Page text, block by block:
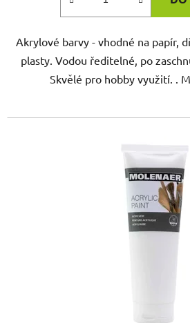
Akrylové barvy - vhodné na papír,
plasty. Vodou ředitelné, po
Skvělé pro hobby využití. .